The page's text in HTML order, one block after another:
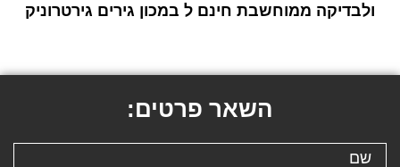
ולבדיקה ממוחשבת חינם ל במכון גירים גירטרוניק
השאר פרטים: